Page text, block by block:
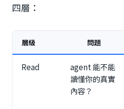
四層：
層級 問題
Read
agent 能不能
讀懂你的真實
內容？